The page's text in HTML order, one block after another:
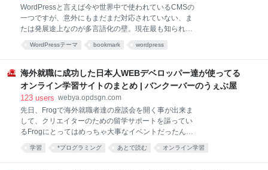
のも良いかと思いますー！ それでは行ってみましょ
う！ とりあえずサイトからアプリをダウンロード Mac
版と、Win版、それからLinux版とあるみたいですね。
とりあえず、Macから見てるので、Mac版で見てみよ
WordPressと言えば今や世界中で使われているCMSの
一つですが、意外にもまだまだ対応されていない、ま
たは発展途上なのが多言語化の壁。現在最も知られて
いますが、この設定結構面倒。 WordPressプラグイン
れていないのが世の中には配布されているWordpress
テーマの中にWPML-ready（WPML設定済み）のテー
マファイルが結構あるという事。 今日は、そんな
があったので、レスポンシブ対応のよさ気な物だけピ
ックアップしてご紹介出来ればと思います！最近の
Wordpressテーマのクオリティも本当に馬鹿にならな
いので、勉強の一貫としても見てみると良いかもしれ
WordPressテーマ bookmark wordpress
海外就職に成功した日本人WEBデベロッパー達が使ってる
オンライン学習サイトのまとめ | バンクーバーのうぇぶ屋
123 users webya.opdsgn.com
先日、Frogで海外就職者達の座談会を開く事が出来ま
して、クリエイターのための留学サポートを謳ってい
るFrogにとってはめっちゃ大事なイベントだったんで
すが、当日はただの司会だったのですが、個人的にち
ょっと付け加えたかったなというお話の一つに、WEB
学習 *プログラミング あとで読む オンライン学習